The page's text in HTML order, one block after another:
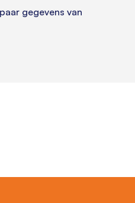
gegevens van